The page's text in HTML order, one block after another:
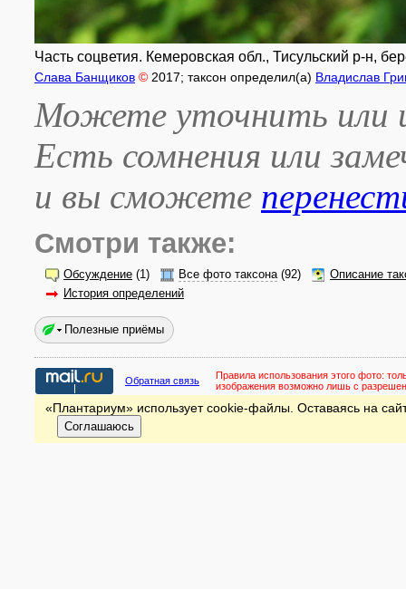
Часть соцветия. Кемеровская обл., Тисульский р-н,
Слава Банщиков © 2017; таксон определил(а) Владислав
Можете уточнить или
Есть сомнения или
и вы сможете
Смотри также:
Обсуждение (1) Все фото таксона(92)
Описание
История определений
Полезные приёмы
Обратная связь Правила использования этого фото:
изображения возможно лишь с
«Плантариум» использует cookie-файлы. Оставаясь на
Соглашаюсь